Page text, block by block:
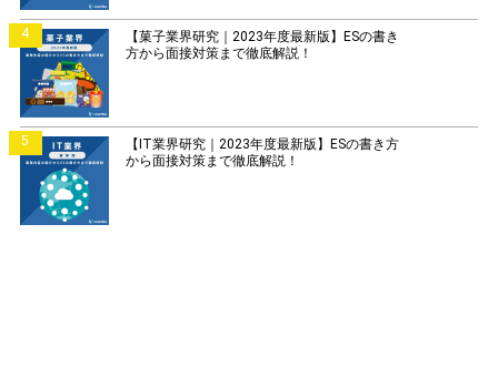
4
【菓子業界研究｜2023年度最新版】ESの書き
方から面接対策まで徹底解説！
5
【IT業界研究｜2023年度最新版】ESの書き方
から面接対策まで徹底解説！